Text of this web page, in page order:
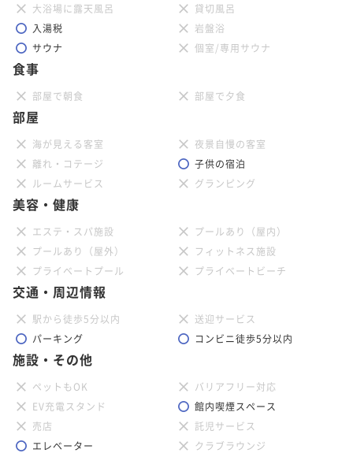
大浴場に露天風呂
貸切風呂
入湯税
岩盤浴
サウナ
個室/専用サウナ
食事
部屋で朝食 部屋で夕食
部屋
海が見える客室
夜景自慢の客室
離れ・コテージ
子供の宿泊
ルームサービス
グランピング
美容・健康
エステ・スパ施設
プールあり（屋内）
プールあり（屋外）
フィットネス施設
プライベートプール
プライベートビーチ
交通・周辺情報
駅から徒歩5分以内
送迎サービス
パーキング
コンビニ徒歩5分以内
施設・その他
ペットもOK
バリアフリー対応
EV充電スタンド
館内喫煙スペース
売店
託児サービス
エレベーター
クラブラウンジ